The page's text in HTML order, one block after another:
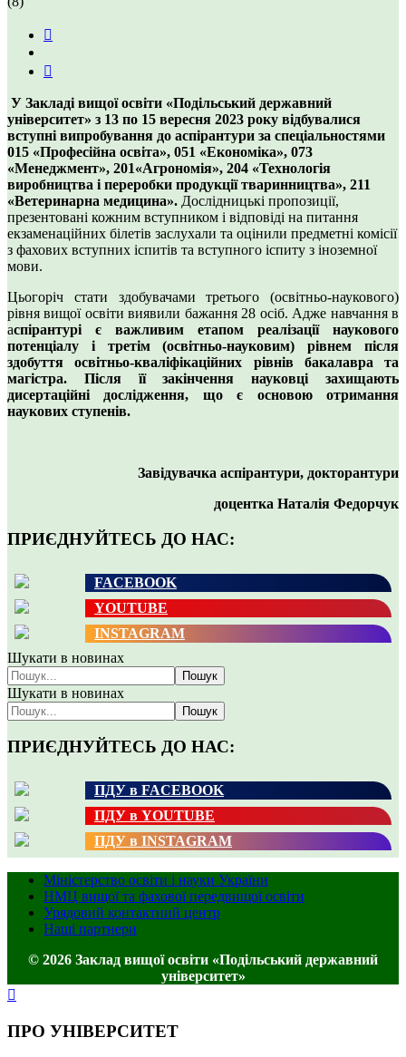
У Закладі вищої освіти «Подільський державний
університет» з 13 по 15 вересня 2023 року відбувалися
вступні випробування до аспірантури за спеціальностями
015 «Професійна освіта», 051 «Економіка», 073
«Менеджмент», 201«Агрономія», 204 «Технологія
виробництва і переробки продукції тваринництва», 211
«Ветеринарна медицина». Дослідницькі пропозиції,
презентовані кожним вступником і відповіді на питання
екзаменаційних білетів заслухали та оцінили предметні комісії
з фахових вступних іспитів та вступного іспиту з іноземної
мови.
Цьогоріч стати здобувачами третього (освітньо-наукового)
рівня вищої освіти виявили бажання 28 осіб. Адже навчання в
аспірантурі є важливим етапом реалізації наукового
потенціалу і третім (освітньо-науковим) рівнем після
здобуття освітньо-кваліфікаційних рівнів бакалавра та
магістра. Після її закінчення науковці захищають
дисертаційні дослідження, що є основою отримання
наукових ступенів.
Завідувачка аспірантури, докторантури
доцентка Наталія Федорчук
ПРИЄДНУЙТЕСЬ ДО НАС:
FACEBOOK
YOUTUBE
INSTAGRAM
Шукати в новинах
Пошук
Шукати в новинах
Пошук
ПРИЄДНУЙТЕСЬ ДО НАС:
ПДУ в FACEBOOK
ПДУ в YOUTUBE
ПДУ в INSTAGRAM
Міністерство освіти і науки України
НМЦ вищої та фахової передвищої освіти
Урядовий контактний центр
Наші партнери
© 2026 Заклад вищої освіти «Подільський державний
університет»
ПРО УНІВЕРСИТЕТ